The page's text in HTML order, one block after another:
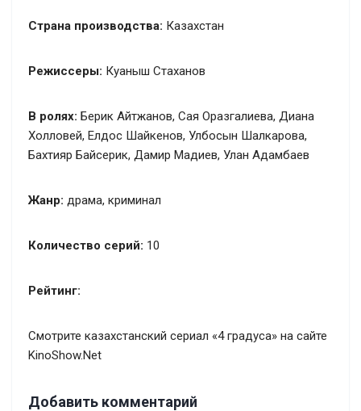
Страна производства: Казахстан
Режиссеры: Куаныш Стаханов
В ролях: Берик Айтжанов, Сая Оразгалиева, Диана
Холловей, Елдос Шайкенов, Улбосын Шалкарова,
Бахтияр Байсерик, Дамир Мадиев, Улан Адамбаев
Жанр: драма, криминал
Количество серий: 10
Рейтинг:
Смотрите казахстанский сериал «4 градуса» на сайте
KinoShow.Net
Добавить комментарий